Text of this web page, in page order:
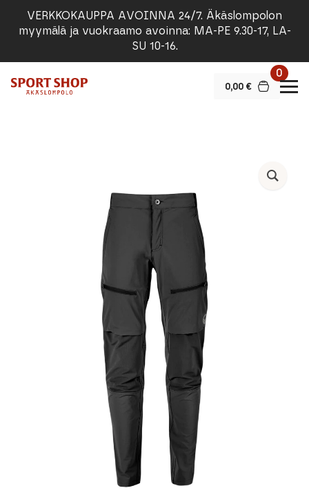
VERKKOKAUPPA AVOINNA 24/7. Äkäslompolon
myymälä ja vuokraamo avoinna: MA-PE 9.30-17, LA-
SU 10-16.
0,00 €
0